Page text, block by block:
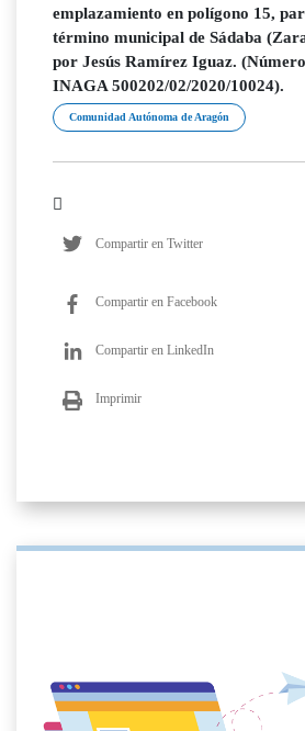
emplazamiento en polígono 15,
término municipal de Sádaba
por Jesús Ramírez Iguaz.
INAGA 500202/02/2020/10024).
Comunidad Autónoma de Aragón
Compartir en Twitter
Compartir en Facebook
Compartir en LinkedIn
Imprimir